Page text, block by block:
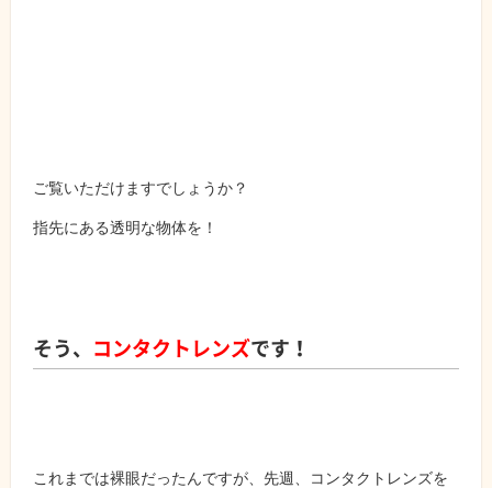
ご覧いただけますでしょうか？
指先にある透明な物体を！
そう、 コンタクトレンズです！
これまでは裸眼だったんですが、先週、コンタクトレンズを